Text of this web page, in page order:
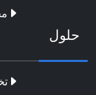
حلول